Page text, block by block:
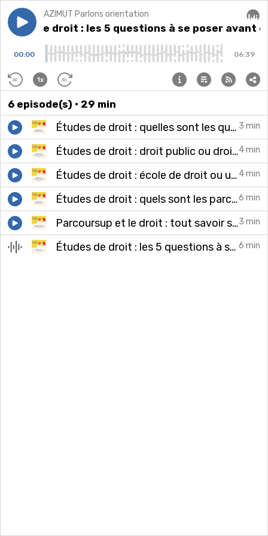
Play episodeÉtudes de droit : les 5 questions à se poser avant de
AZIMUT Parlons orientation
de droit : les 5 questions à se poser avant
00:00 06:39
30 1x 30
6 episode(s) • 29 min
Études de droit : quelles sont les qualités et compétences requises ? 3 min
Études de droit : droit public ou droit privé - comment aider votre enfant à choisir ?4 min
Études de droit : école de droit ou université - comment aider votre enfant à choisir ? 4 min
Études de droit : quels sont les parcours de formation possibles ?6 min
Parcoursup et le droit : tout savoir sur le questionnaire d'auto-évaluation3 min
Études de droit : les 5 questions à se poser avant de se lancer 6 min